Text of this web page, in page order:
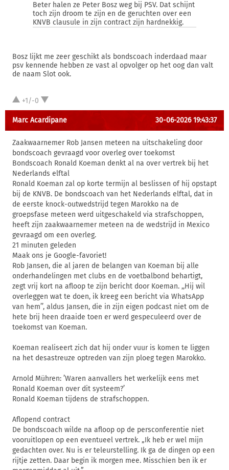
Beter halen ze Peter Bosz weg bij PSV. Dat schijnt
toch zijn droom te zijn en de geruchten over een
KNVB clausule in zijn contract zijn hardnekkig.
Bosz lijkt me zeer geschikt als bondscoach inderdaad maar
psv kennende hebben ze vast al opvolger op het oog dan valt
de naam Slot ook.
+1/-0
Marc Acardipane 30-06-2026 19:43:37
Zaakwaarnemer Rob Jansen meteen na uitschakeling door
bondscoach gevraagd voor overleg over toekomst
Bondscoach Ronald Koeman denkt al na over vertrek bij het
Nederlands elftal
Ronald Koeman zal op korte termijn al beslissen of hij opstapt
bij de KNVB. De bondscoach van het Nederlands elftal, dat in
de eerste knock-outwedstrijd tegen Marokko na de
groepsfase meteen werd uitgeschakeld via strafschoppen,
heeft zijn zaakwaarnemer meteen na de wedstrijd in Mexico
gevraagd om een overleg.
21 minuten geleden
Maak ons je Google-favoriet!
Rob Jansen, die al jaren de belangen van Koeman bij alle
onderhandelingen met clubs en de voetbalbond behartigt,
zegt vrij kort na afloop te zijn bericht door Koeman. ,,Hij wil
overleggen wat te doen, ik kreeg een bericht via WhatsApp
van hem’’, aldus Jansen, die in zijn eigen podcast niet om de
hete brij heen draaide toen er werd gespeculeerd over de
toekomst van Koeman.
Koeman realiseert zich dat hij onder vuur is komen te liggen
na het desastreuze optreden van zijn ploeg tegen Marokko.
Arnold Mühren: ’Waren aanvallers het werkelijk eens met
Ronald Koeman over dit systeem?’
Ronald Koeman tijdens de strafschoppen.
Aflopend contract
De bondscoach wilde na afloop op de persconferentie niet
vooruitlopen op een eventueel vertrek. „Ik heb er wel mijn
gedachten over. Nu is er teleurstelling. Ik ga de dingen op een
rijtje zetten. Daar begin ik morgen mee. Misschien ben ik er